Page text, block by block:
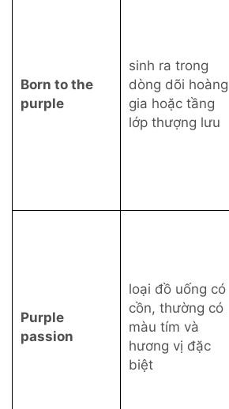
Born to the
purple
sinh ra trong
dòng dõi hoàng
gia hoặc tầng
lớp thượng lưu
Purple
passion
loại đồ uống có
cồn, thường có
màu tím và
hương vị đặc
biệt